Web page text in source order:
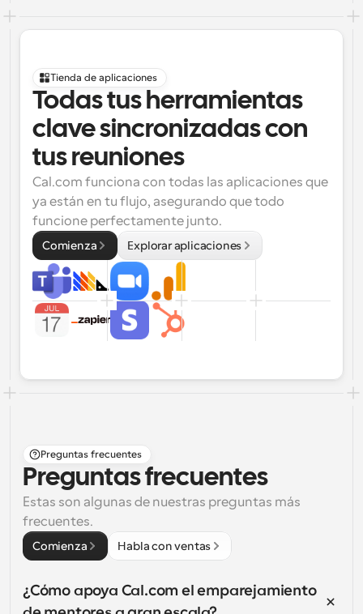
Tienda de aplicaciones
Todas tus herramientas
clave sincronizadas con
tus reuniones
Cal.com funciona con todas las aplicaciones que
ya están en tu flujo, asegurando que todo
funcione perfectamente junto.
Comienza Explorar aplicaciones
Preguntas frecuentes
Preguntas frecuentes
Estas son algunas de nuestras preguntas más
frecuentes.
Comienza Habla con ventas
¿Cómo apoya Cal.com el emparejamiento